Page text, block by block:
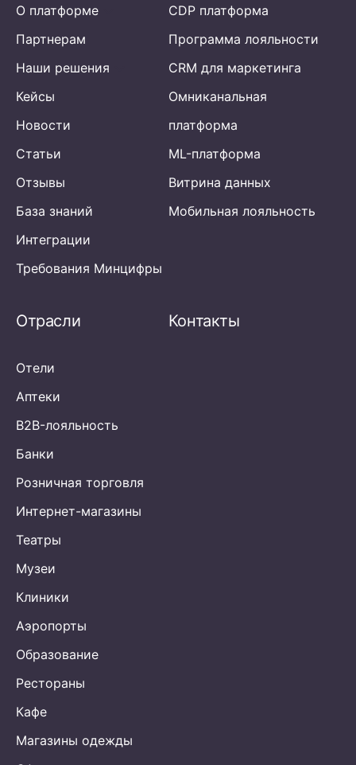
О платформе
Партнерам
Наши решения
Кейсы
Новости
Статьи
Отзывы
База знаний
Интеграции
Требования Минцифры
CDP платформа
Программа лояльности
CRM для маркетинга
Омниканальная
платформа
ML-платформа
Витрина данных
Мобильная лояльность
Отрасли
Отели
Аптеки
B2B-лояльность
Банки
Розничная торговля
Интернет-магазины
Театры
Музеи
Клиники
Аэропорты
Образование
Рестораны
Кафе
Магазины одежды
Контакты